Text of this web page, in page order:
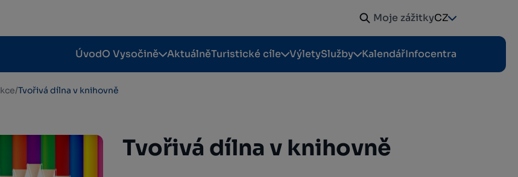
Moje zážitkyCZ
ÚvodO Vysočině AktuálněTuristické cíle VýletySlužby KalendářInfocentra
/Tvořivá dílna v knihovně
Tvořivá dílna v knihovně